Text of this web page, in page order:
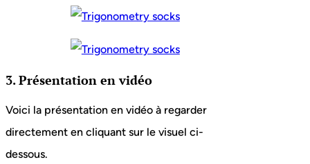
3. Présentation en vidéo
Voici la présentation en vidéo à regarder
directement en cliquant sur le visuel ci-
dessous.